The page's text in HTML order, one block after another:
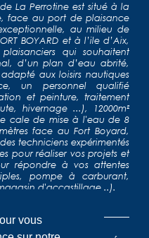
vous
La Perrotine est situé à la
face au port de plaisance
au milieu de
BOYARD et à l’ile d’Aix,
qui souhaitent
d’un plan d’eau abrité,
aux loisirs nautiques
un personnel qualifié
et peinture, traitement
hivernage ...), 12000m²
cale de mise à l'eau de 8
face au Fort Boyard,
techniciens expérimentés
pour réaliser vos projets et
répondre à vos attentes
pompe à carburant,
d'accastillage...).